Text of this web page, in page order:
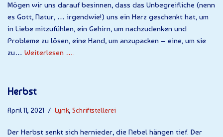
Mögen wir uns darauf besinnen, dass das Unbegreifliche (nenn
es Gott, Natur, … irgendwie!) uns ein Herz geschenkt hat, um
in Liebe mitzufühlen, ein Gehirn, um nachzudenken und
Probleme zu lösen, eine Hand, um anzupacken – eine, um sie
zu… Weiterlesen ….
Herbst
April 11, 2021 Lyrik, Schriftstellerei
Der Herbst senkt sich hernieder, die Nebel hängen tief. Der